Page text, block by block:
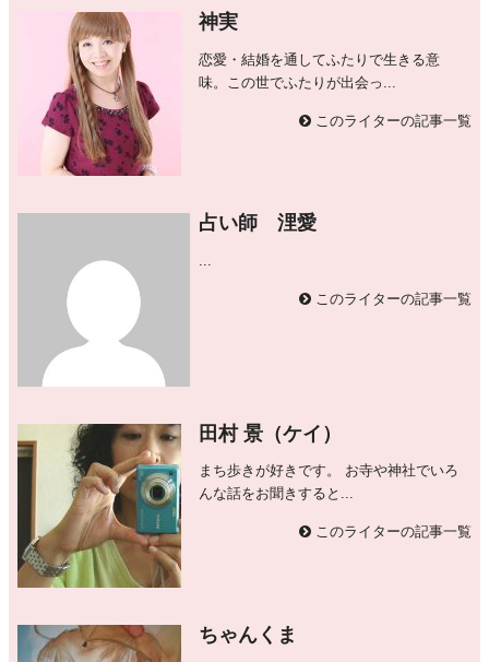
神実
恋愛・結婚を通してふたりで生きる意
味。この世でふたりが出会っ...
このライターの記事一覧
占い師 浬愛
...
このライターの記事一覧
田村 景（ケイ）
まち歩きが好きです。 お寺や神社でいろ
んな話をお聞きすると...
このライターの記事一覧
ちゃんくま